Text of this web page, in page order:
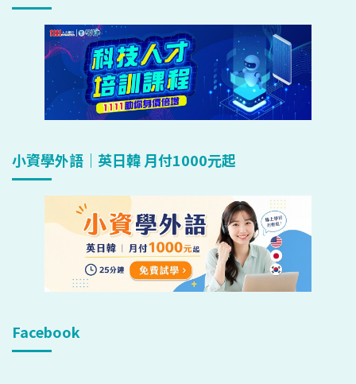
小資學外語｜英日韓 月付1000元起
Facebook